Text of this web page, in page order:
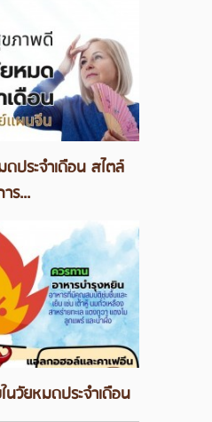
ประจำเดือน สไตล์
ร...
นวัยหมดประจำเดือน